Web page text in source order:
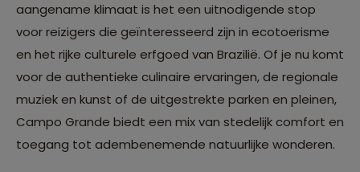
aangename klimaat is het een uitnodigende stop
voor reizigers die geïnteresseerd zijn in ecotoerisme
en het rijke culturele erfgoed van Brazilië. Of je nu komt
voor de authentieke culinaire ervaringen, de regionale
muziek en kunst of de uitgestrekte parken en pleinen,
Campo Grande biedt een mix van stedelijk comfort en
toegang tot adembenemende natuurlijke wonderen.